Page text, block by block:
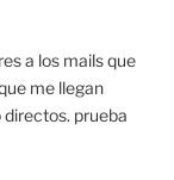
a los mails que
me llegan
prueba